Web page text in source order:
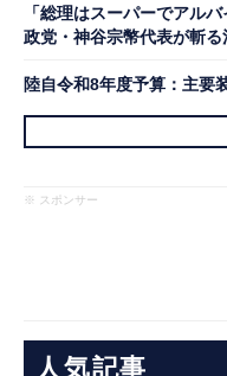
「総理はスーパーでアル
政党・神谷宗幣代表が斬
陸自令和8年度予算：主要
※ スポンサー
人気記事